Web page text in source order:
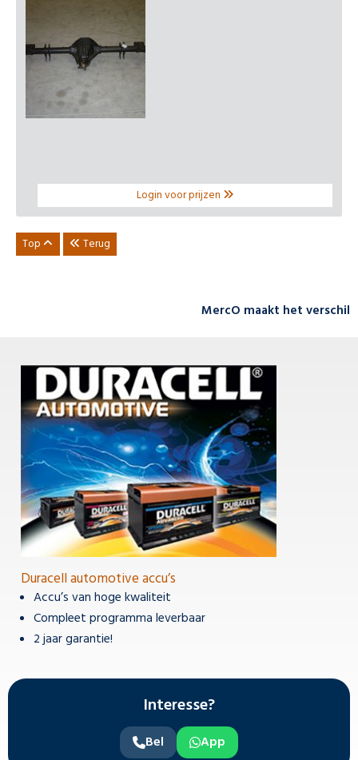
Login voor prijzen
Top Terug
MercO maakt het verschil
Duracell automotive accu’s
Accu’s van hoge kwaliteit
Compleet programma leverbaar
2 jaar garantie!
Interesse?
Bel App